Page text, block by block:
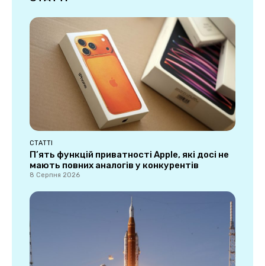
СТАТТІ
П’ять функцій приватності Apple, які досі не
мають повних аналогів у конкурентів
8 Серпня 2026